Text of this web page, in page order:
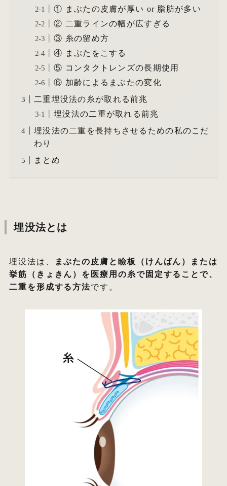
① まぶたの皮膚が厚い or 脂肪が多い
② 二重ラインの幅が広すぎる
③ 糸の留め方
④ まぶたをこする
⑤ コンタクトレンズの長期使用
⑥ 加齢によるまぶたの変化
二重埋没法の糸が取れる前兆
埋没法の二重が取れる前兆
埋没法の二重を長持ちさせるための私のこだ
わり
まとめ
埋没法とは
埋没法は、
まぶたの皮膚と瞼板（けんばん）または
挙筋（きょきん）を医療用の糸で固定することで、
二重を形成する方法です。